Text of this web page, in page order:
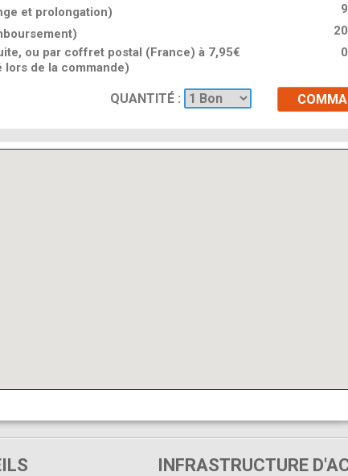
et prolongation)
ou par coffret postal (France) à 7,95€
de la commande)
QUANTITÉ :
INFRASTRUCTURE